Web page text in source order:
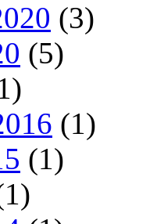
(3)
(5)
(1)
(1)